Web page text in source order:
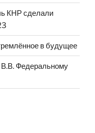
КНР сделали
в будущее
Федеральному